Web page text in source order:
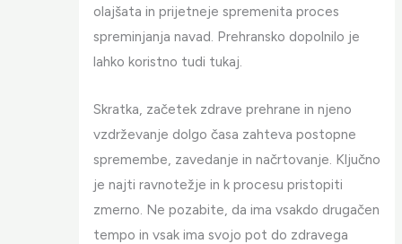
olajšata in prijetneje spremenita proces
spreminjanja navad. Prehransko dopolnilo je
lahko koristno tudi tukaj.
Skratka, začetek zdrave prehrane in njeno
vzdrževanje dolgo časa zahteva postopne
spremembe, zavedanje in načrtovanje. Ključno
je najti ravnotežje in k procesu pristopiti
zmerno. Ne pozabite, da ima vsakdo drugačen
tempo in vsak ima svojo pot do zdravega